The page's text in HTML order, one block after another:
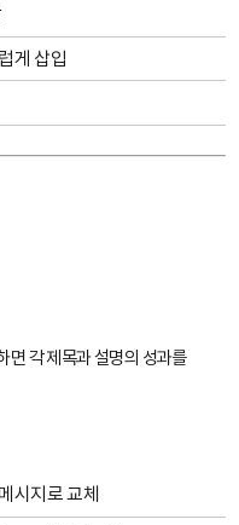
게 삽입
면 각 제목과 설명의 성과를
시지로 교체